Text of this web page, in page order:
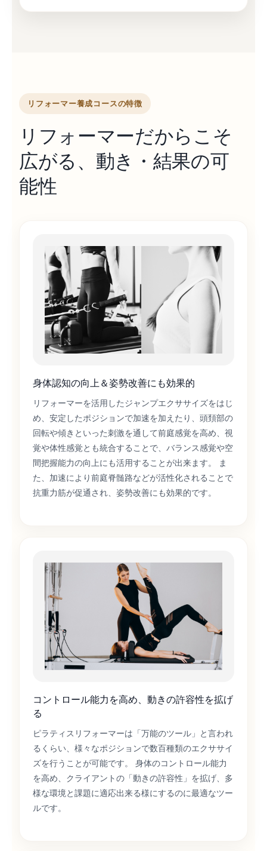
リフォーマー養成コースの特徴
リフォーマーだからこそ
広がる、動き・結果の可
能性
身体認知の向上＆姿勢改善にも効果的
リフォーマーを活用したジャンプエクササイズをはじ
め、安定したポジションで加速を加えたり、頭頚部の
回転や傾きといった刺激を通して前庭感覚を高め、視
覚や体性感覚とも統合することで、バランス感覚や空
間把握能力の向上にも活用することが出来ます。 ま
た、加速により前庭脊髄路などが活性化されることで
抗重力筋が促通され、姿勢改善にも効果的です。
コントロール能力を高め、動きの許容性を拡げ
る
ピラティスリフォーマーは「万能のツール」と言われ
るくらい、様々なポジションで数百種類のエクササイ
ズを行うことが可能です。 身体のコントロール能力
を高め、クライアントの「動きの許容性」を拡げ、多
様な環境と課題に適応出来る様にするのに最適なツー
ルです。